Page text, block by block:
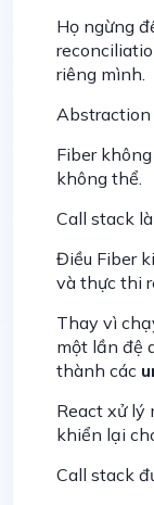
Họ ngừng
riêng mình.
Fiber
không thể.
Call stack
Điều Fiber
và thực thi
Thay vì
một lần đệ
thành các
React xử lý
khiển lại
Call stack